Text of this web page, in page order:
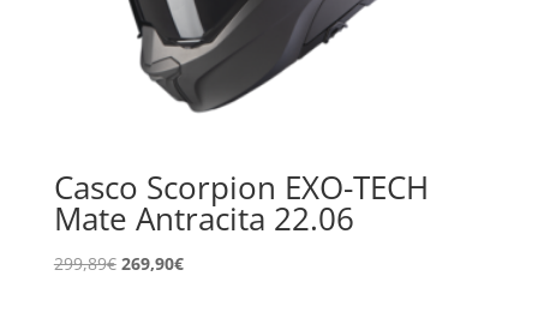
Casco Scorpion EXO-TECH
Mate Antracita 22.06
299,89€ El
269,90€El